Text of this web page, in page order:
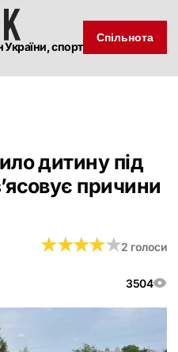
України, спорт
Спільнота
дитину під
причини
3504
★★★★★
★★★★★2 голоси